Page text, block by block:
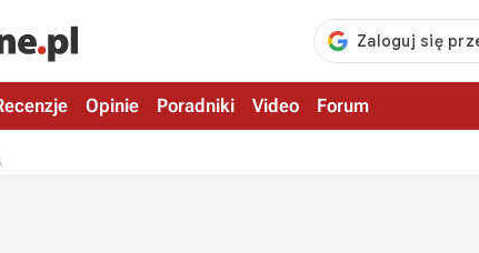
Opinie Poradniki Video Forum